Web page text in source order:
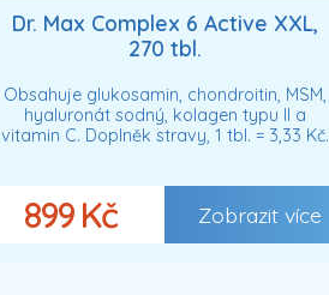
Dr. Max Complex 6 Active XXL,
270 tbl.
Obsahuje glukosamin, chondroitin, MSM,
hyaluronát sodný, kolagen typu II a
vitamin C. Doplněk stravy, 1 tbl. = 3,33 Kč.
899 Kč Zobrazit více